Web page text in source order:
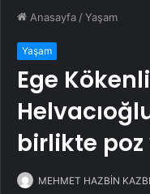
Anasayfa /Yaşam
Yaşam
Ege
birlikte
MEHMET HAZBİN